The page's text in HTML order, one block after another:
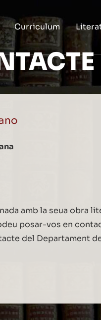
Curriculum
amb la seua obra
posar-vos en
del Departament